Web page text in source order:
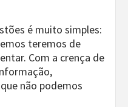
é muito simples:
teremos de
Com a crença de
não podemos